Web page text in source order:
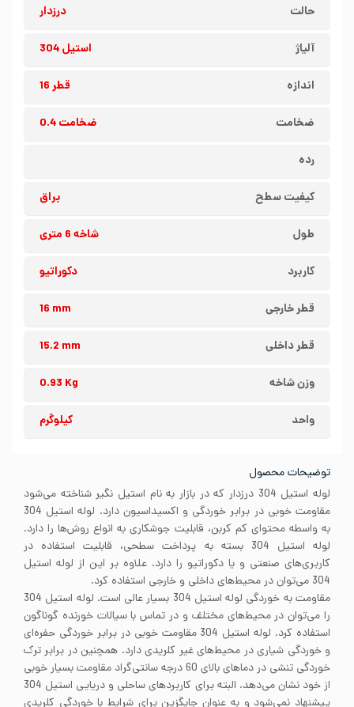
حالت درزدار
آلیاژ استیل 304
اندازه قطر 16
ضخامت ضخامت 0.4
رده
کیفیت سطح براق
طول شاخه 6 متری
کاربرد دکوراتیو
قطر خارجی 16 mm
قطر داخلی 15.2 mm
وزن شاخه 0.93 Kg
واحد کیلوگرم
توضیحات محصول
لوله استیل 304 درزدار که در بازار به نام استیل نگیر شناخته می‌شود
مقاومت خوبی در برابر خوردگی و اکسیداسیون دارد. لوله استیل 304
به واسطه محتوای کم کربن، قابلیت جوشکاری به انواع روش‌ها را دارد.
لوله استیل 304 بسته به پرداخت سطحی، قابلیت استفاده در
کاربری‌های صنعتی و یا دکوراتیو را دارد. علاوه بر این از لوله استیل
304 می‌توان در محیط‌های داخلی و خارجی استفاده کرد.
مقاومت به خوردگی لوله استیل 304 بسیار عالی است. لوله استیل 304
را می‌توان در محیط‌های مختلف و در تماس با سیالات خورنده گوناگون
استفاده کرد. لوله استیل 304 مقاومت خوبی در برابر خوردگی حفره‌ای
و خوردگی شیاری در محیط‌های غیر کلریدی دارد. همچنین در برابر ترک
خوردگی تنشی در دماهای بالای 60 درجه سانتی‌گراد مقاومت بسیار خوبی
از خود نشان می‌دهد. البته برای کاربردهای ساحلی و دریایی استیل 304
پیشنهاد نمی‌شود و به عنوان جایگزین برای شرایط با خوردگی کلریدی